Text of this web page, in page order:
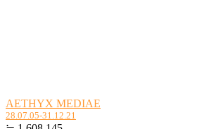
AETHYX MEDIAE
28.07.05-31.12.21